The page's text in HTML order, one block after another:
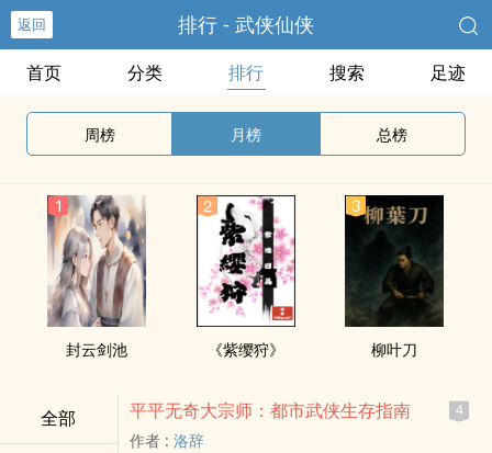
返回 排行 - 武侠仙侠
首页 分类 排行 搜索 足迹
周榜 月榜 总榜
封云剑池 《紫缨狩》 柳叶刀
全部 平平无奇大宗师：都市武侠生存指南 4
作者 : 洛辞